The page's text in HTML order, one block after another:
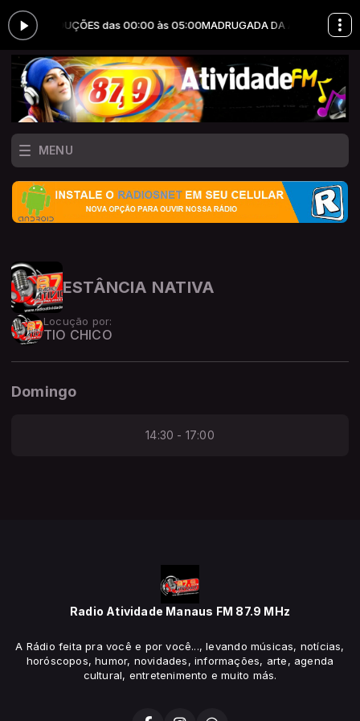
ERRY PRODUÇÕES das 00:00 às 05:00MADRUGADA DA ATIVIDADE
MENU
ESTÂNCIA NATIVA
Locução por:
TIO CHICO
Domingo
14:30 - 17:00
Radio Atividade Manaus FM 87.9 MHz
A Rádio feita pra você e por você..., levando músicas, notícias,
horóscopos, humor, novidades, informações, arte, agenda
cultural, entretenimento e muito más.